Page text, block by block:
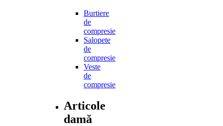
Burtiere
de
compresie
Salopete
de
compresie
Veste
de
compresie
Articole
damă